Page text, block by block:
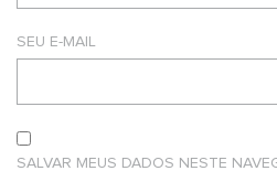
SEU E-MAIL
SALVAR MEUS DADOS NESTE